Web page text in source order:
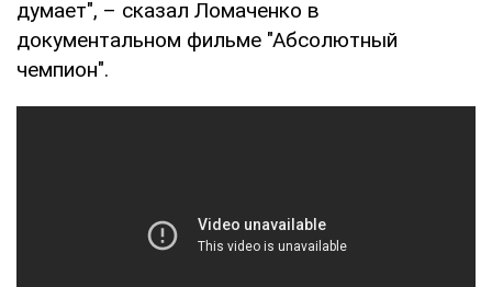
думает", – сказал Ломаченко в
документальном фильме "Абсолютный
чемпион".